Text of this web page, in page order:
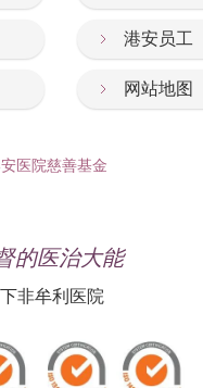
港安员工
网站地图
医院慈善基金
的医治大能
非牟利医院